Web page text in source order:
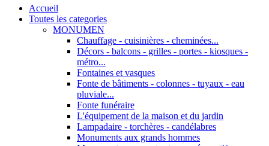
Accueil
Toutes les categories
MONUMEN
Chauffage - cuisinières - cheminées...
Décors - balcons - grilles - portes - kiosques -
métro...
Fontaines et vasques
Fonte de bâtiments - colonnes - tuyaux - eau
pluviale...
Fonte funéraire
L'équipement de la maison et du jardin
Lampadaire - torchères - candélabres
Monuments aux grands hommes